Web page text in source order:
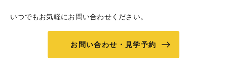
いつでもお気軽にお問い合わせください。
お問い合わせ・見学予約